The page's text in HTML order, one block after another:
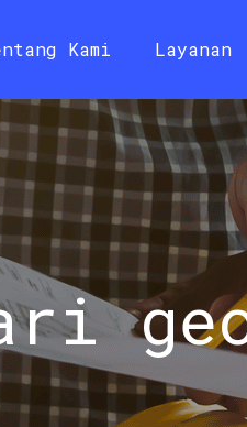
Kami Layanan